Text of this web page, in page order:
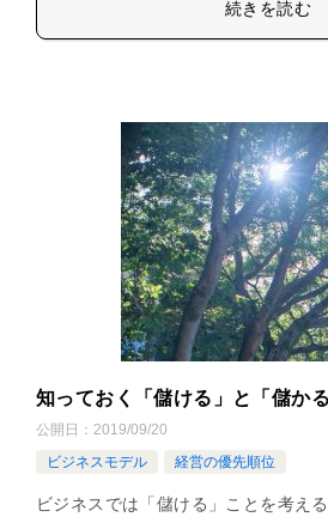
続きを読む
知っておく「儲ける」と「儲か
公開日： 2019/09/20
ビジネスモデル
経営の優先順位
ビジネスでは「儲ける」ことを考え